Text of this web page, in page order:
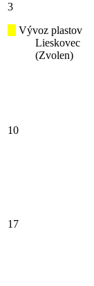
3
Vývoz plastov
Lieskovec
(Zvolen)
10
17